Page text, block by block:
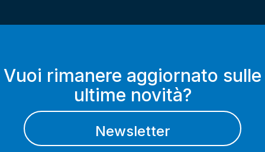
Vuoi rimanere aggiornato sulle
ultime novità?
Newsletter